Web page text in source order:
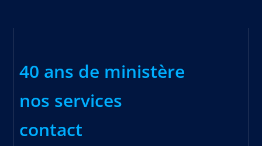
40 ans de ministère
nos services
contact